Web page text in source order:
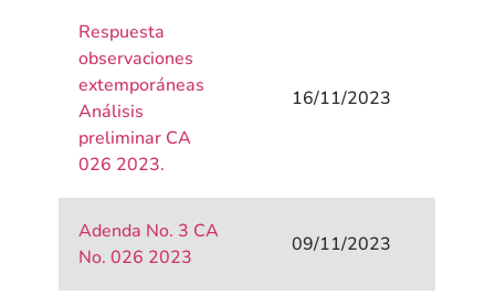
Respuesta
observaciones
extemporáneas
Análisis
preliminar CA
026 2023.
16/11/2023
Adenda No. 3 CA
No. 026 2023
09/11/2023